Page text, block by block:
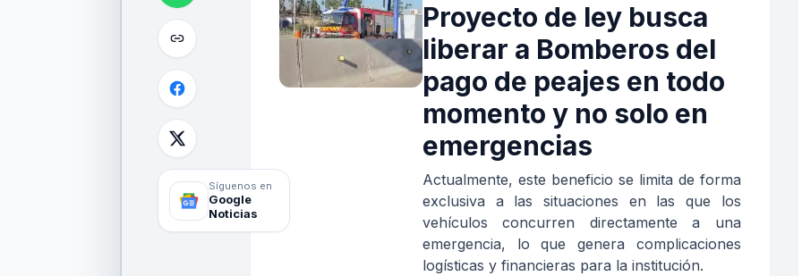
Síguenos en
Google
Noticias
Proyecto de ley busca
liberar a Bomberos del
pago de peajes en todo
momento y no solo en
emergencias
Actualmente, este beneficio se limita de forma
exclusiva a las situaciones en las que los
vehículos concurren directamente a una
emergencia, lo que genera complicaciones
logísticas y financieras para la institución.